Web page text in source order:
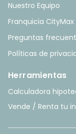
Nuestro Equipo
Franquicia CityMax
Preguntas
Políticas de
Herramientas
Calculadora
Vende / Renta tu